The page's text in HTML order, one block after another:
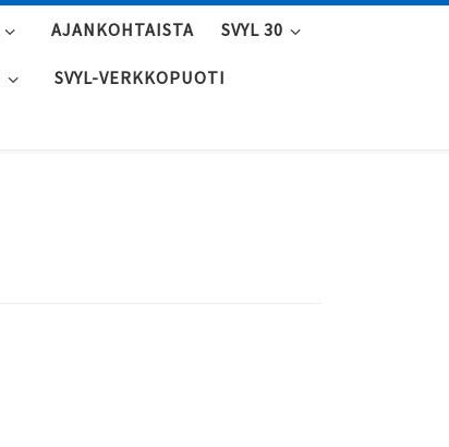
AJANKOHTAISTA SVYL 30
SVYL-VERKKOPUOTI